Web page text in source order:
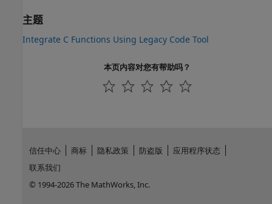
主题
Integrate C Functions Using Legacy Code Tool
本页内容对您有帮助吗？
信任中心 商标 隐私政策 防盗版
应用程序状态
联系我们
© 1994-2026 The MathWorks, Inc.